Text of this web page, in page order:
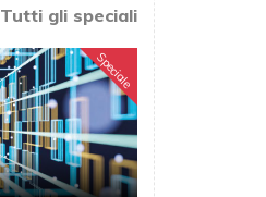
Tutti gli speciali
Speciale